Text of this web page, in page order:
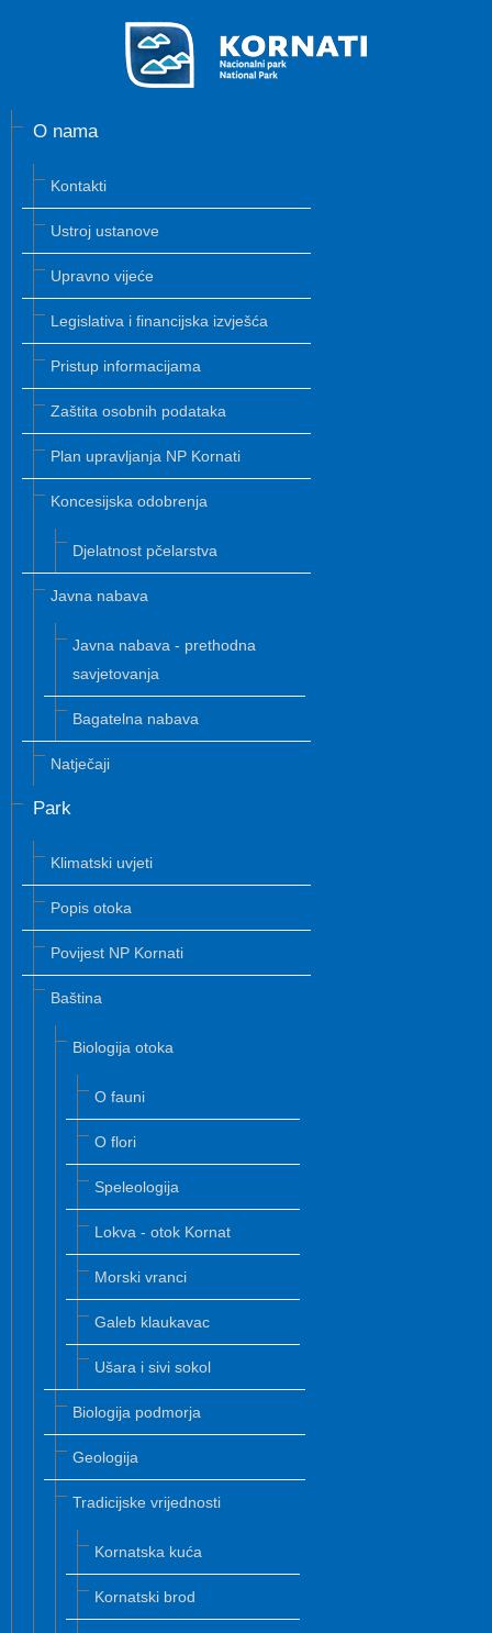
O nama
Kontakti
Ustroj ustanove
Upravno vijeće
Legislativa i financijska izvješća
Pristup informacijama
Zaštita osobnih podataka
Plan upravljanja NP Kornati
Koncesijska odobrenja
Djelatnost pčelarstva
Javna nabava
Javna nabava - prethodna
savjetovanja
Bagatelna nabava
Natječaji
Park
Klimatski uvjeti
Popis otoka
Povijest NP Kornati
Baština
Biologija otoka
O fauni
O flori
Speleologija
Lokva - otok Kornat
Morski vranci
Galeb klaukavac
Ušara i sivi sokol
Biologija podmorja
Geologija
Tradicijske vrijednosti
Kornatska kuća
Kornatski brod